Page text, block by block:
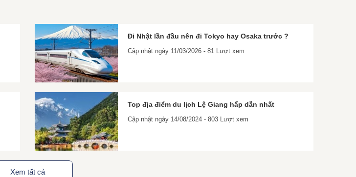
Đi Nhật lần đầu nên đi Tokyo hay Osaka trước ?
Cập nhật ngày 11/03/2026 - 81 Lượt xem
Top địa điểm du lịch Lệ Giang hấp dẫn nhất
Cập nhật ngày 14/08/2024 - 803 Lượt xem
Xem tất cả